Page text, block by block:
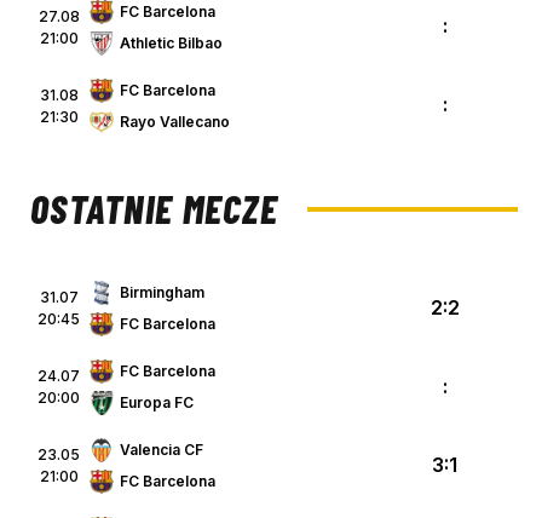
27.08
21:00
FC Barcelona
Athletic Bilbao
:
31.08
21:30
FC Barcelona
Rayo Vallecano
:
OSTATNIE MECZE
31.07
20:45
Birmingham
FC Barcelona
2:2
24.07
20:00
FC Barcelona
Europa FC
:
23.05
21:00
Valencia CF
FC Barcelona
3:1